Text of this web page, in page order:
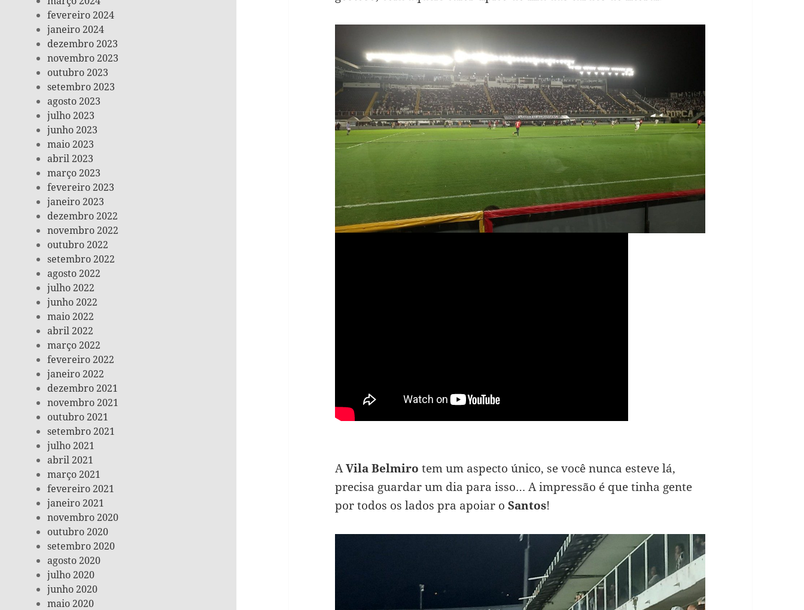
fevereiro 2024
janeiro 2024
dezembro 2023
novembro 2023
outubro 2023
setembro 2023
agosto 2023
julho 2023
junho 2023
maio 2023
abril 2023
março 2023
fevereiro 2023
janeiro 2023
dezembro 2022
novembro 2022
outubro 2022
setembro 2022
agosto 2022
julho 2022
junho 2022
maio 2022
abril 2022
março 2022
fevereiro 2022
janeiro 2022
dezembro 2021
novembro 2021
outubro 2021
setembro 2021
julho 2021
abril 2021
março 2021
fevereiro 2021
janeiro 2021
novembro 2020
outubro 2020
setembro 2020
agosto 2020
julho 2020
junho 2020
maio 2020
AVila Belmiro tem um aspecto único, se você nunca esteve lá,
precisa guardar um dia para isso… A impressão é que tinha gente
por todos os lados pra apoiar oSantos!